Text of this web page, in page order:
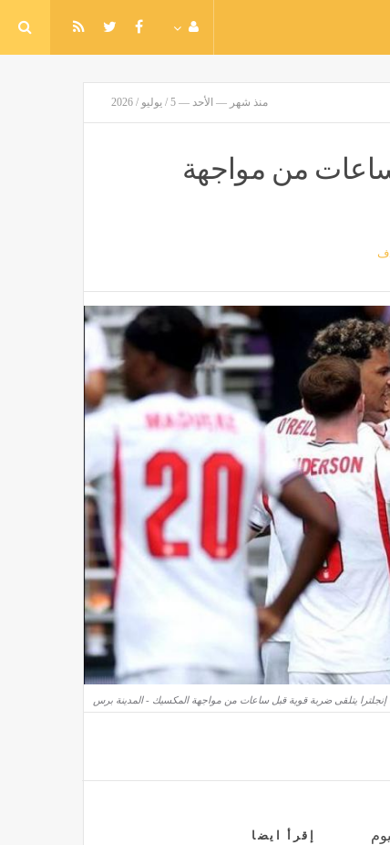
منذ شهر — الأحد — 5 / يوليو / 2026
ساعات من مواجهة
يتلقى ضربة قوية قبل ساعات من مواجهة المكسيك - المدينة برس
إقرأ ايضا